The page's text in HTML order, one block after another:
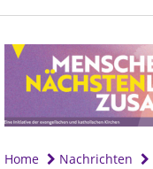
Home Nachrichten